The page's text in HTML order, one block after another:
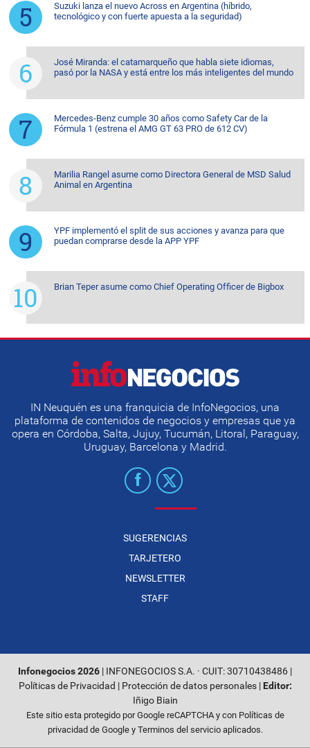
Suzuki lanza el nuevo Across en Argentina (híbrido,
tecnológico y con fuerte apuesta a la seguridad)
José Miranda: el catamarqueño que habla siete idiomas,
pasó por la NASA y está entre los más inteligentes del mundo
Mercedes-Benz cumple 30 años como Safety Car de la
Fórmula 1 (estrena el AMG GT 63 PRO de 612 CV)
Marilia Rangel asume como Directora General de MSD Salud
Animal en Argentina
YPF implementó el split de sus acciones y avanza para que
puedan comprarse desde la APP YPF
Brian Teper asume como Chief Operating Officer de Bigbox
IN Neuquén es una franquicia de InfoNegocios, una
plataforma de contenidos de negocios y empresas que ya
opera en Córdoba, Salta, Jujuy, Tucumán, Litoral, Paraguay,
Uruguay, Barcelona y Madrid.
SUGERENCIAS
TARJETERO
NEWSLETTER
STAFF
Infonegocios 2026 | INFONEGOCIOS S.A. · CUIT: 30710438486 |
Políticas de Privacidad | Protección de datos personales| Editor:
Iñigo Biain
Este sitio esta protegido por Google reCAPTCHA y con Políticas de
privacidad de Googley Terminos del servicioaplicados.